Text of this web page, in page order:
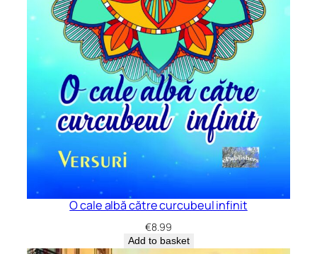
O cale albă către curcubeul infinit
€8.99
Add to basket